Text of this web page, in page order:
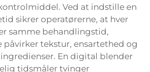
Ved at indstille en
sikrer operatørerne, at hver
samme behandlingstid,
påvirker tekstur, ensartethed og
En digital blender
tidsmåler tvinger